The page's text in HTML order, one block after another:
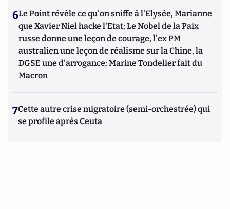
6Le Point révèle ce qu'on sniffe à l'Elysée, Marianne
que Xavier Niel hacke l'Etat; Le Nobel de la Paix
russe donne une leçon de courage, l'ex PM
australien une leçon de réalisme sur la Chine, la
DGSE une d'arrogance; Marine Tondelier fait du
Macron
7Cette autre crise migratoire (semi-orchestrée) qui
se profile après Ceuta